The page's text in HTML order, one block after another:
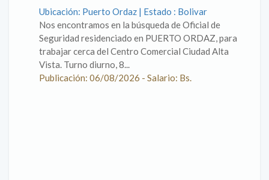
Ubicación: Puerto Ordaz | Estado : Bolivar
Nos encontramos en la búsqueda de Oficial de
Seguridad residenciado en PUERTO ORDAZ, para
trabajar cerca del Centro Comercial Ciudad Alta
Vista. Turno diurno, 8...
Publicación: 06/08/2026 - Salario: Bs.